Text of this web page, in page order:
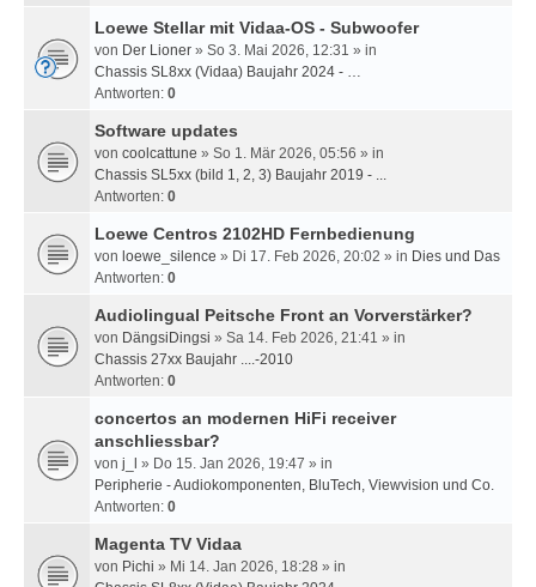
Loewe Stellar mit Vidaa-OS - Subwoofer
von Der Lioner » So 3. Mai 2026, 12:31 » in
Chassis SL8xx (Vidaa) Baujahr 2024 - …
Antworten: 0
Software updates
von coolcattune » So 1. Mär 2026, 05:56 » in
Chassis SL5xx (bild 1, 2, 3) Baujahr 2019 - ...
Antworten: 0
Loewe Centros 2102HD Fernbedienung
von loewe_silence » Di 17. Feb 2026, 20:02 » in Dies und Das
Antworten: 0
Audiolingual Peitsche Front an Vorverstärker?
von DängsiDingsi » Sa 14. Feb 2026, 21:41 » in
Chassis 27xx Baujahr ....-2010
Antworten: 0
concertos an modernen HiFi receiver
anschliessbar?
von j_l
» Do 15. Jan 2026, 19:47 » in
Peripherie - Audiokomponenten, BluTech, Viewvision und Co.
Antworten: 0
Magenta TV Vidaa
von Pichi » Mi 14. Jan 2026, 18:28 » in